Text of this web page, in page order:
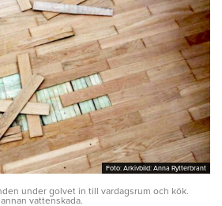
Foto: Arkivbild: Anna Rytterbrant
Foto: Arkivbild: Anna Rytterbrant
under golvet in till vardagsrum och kök.
vattenskada.